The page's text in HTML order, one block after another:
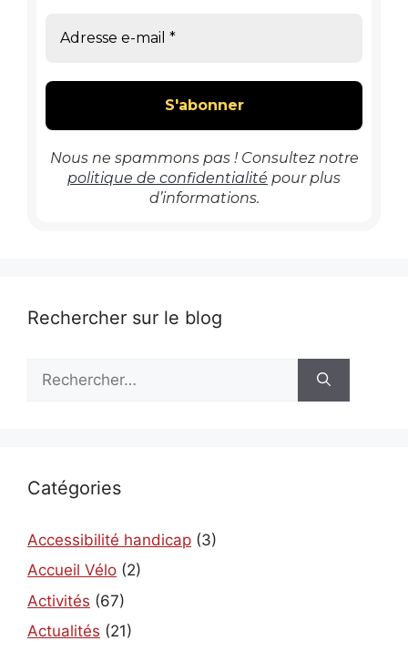
Nous ne spammons pas ! Consultez notre
politique de confidentialité pour plus
d’informations.
Rechercher sur le blog
Catégories
Accessibilité handicap (3)
Accueil Vélo (2)
Activités (67)
Actualités (21)